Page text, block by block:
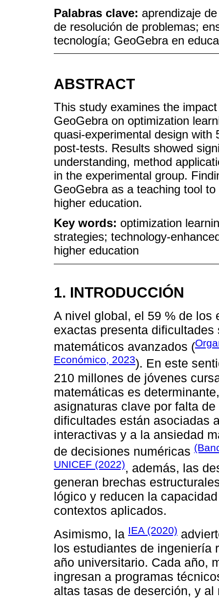
Palabras clave: aprendizaje
de resolución de problemas;
tecnología; GeoGebra en
ABSTRACT
This study examines the
GeoGebra on optimization
quasi-experimental design with
post-tests. Results showed
understanding, method
in the experimental group.
GeoGebra as a teaching tool
higher education.
Key words: optimization
strategies; technology-
higher education
1. INTRODUCCIÓN
A nivel global, el 59 % de los
exactas presenta
matemáticos avanzados (
Económico, 2023). En este
210 millones de jóvenes
matemáticas es
asignaturas clave por falta
dificultades están asociadas
interactivas y a la ansiedad
de decisiones numéricas
UNICEF (2022), además, las
generan brechas
lógico y reducen la
contextos aplicados.
Asimismo, la IEA (2020)
los estudiantes de ingeniería
año universitario. Cada año,
ingresan a programas
altas tasas de deserción, y